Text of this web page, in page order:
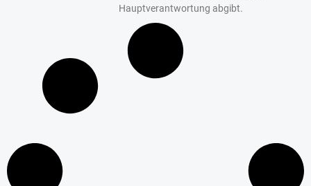
Hauptverantwortung abgibt.